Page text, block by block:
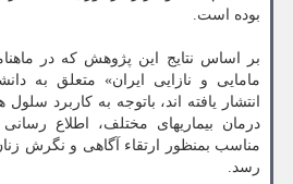
بوده است.
بر اساس نتایج این پژوهش که در
مامایی و نازایی ایران» متعلق به
انتشار یافته اند، باتوجه به کاربرد
درمان بیماریهای مختلف، اطلاع
مناسب بمنظور ارتقاء آگاهی و نگرش
رسد.